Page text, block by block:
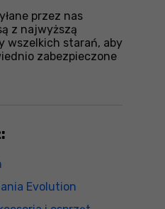
przez nas
z najwyższą
wszelkich starań, aby
zabezpieczone
Evolution